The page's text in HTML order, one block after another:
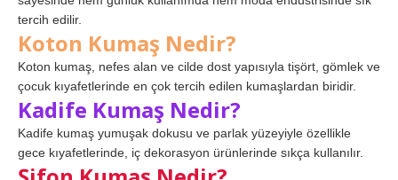
tercih edilir.
Koton Kumaş Nedir?
Koton kumaş, nefes alan ve cilde dost yapısıyla tişört, gömlek ve
çocuk kıyafetlerinde en çok tercih edilen kumaşlardan biridir.
Kadife Kumaş Nedir?
Kadife kumaş yumuşak dokusu ve parlak yüzeyiyle özellikle
gece kıyafetlerinde, iç dekorasyon ürünlerinde sıkça kullanılır.